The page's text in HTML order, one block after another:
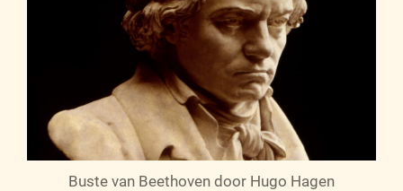
Buste van Beethoven door Hugo Hagen